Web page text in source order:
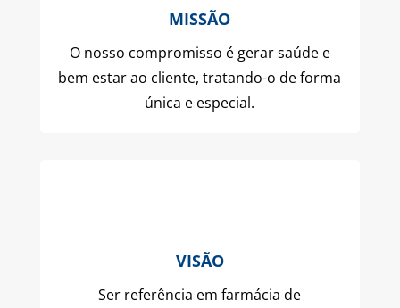
MISSÃO
O nosso compromisso é gerar saúde e
bem estar ao cliente, tratando-o de forma
única e especial.
VISÃO
Ser referência em farmácia de